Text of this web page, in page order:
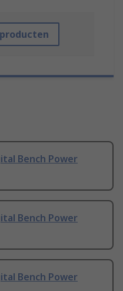
Bench Power
Bench Power
Bench Power